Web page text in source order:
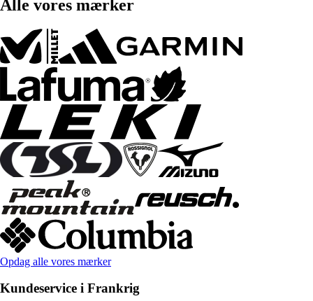
Alle vores mærker
Opdag alle vores mærker
Kundeservice i Frankrig